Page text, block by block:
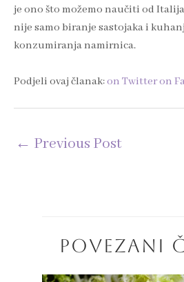
je ono što možemo naučiti od
nije samo biranje sastojaka i
konzumiranja namirnica.
Podjeli ovaj članak:on Twitteron
← Previous Post
POVEZANI